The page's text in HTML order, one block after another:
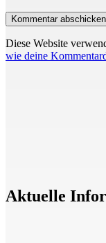
Diese Website
wie deine
Aktuelle